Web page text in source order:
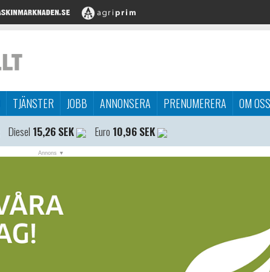
TJÄNSTER JOBB ANNONSERA PRENUMERERA
OM OSS
Diesel 15,26 SEK Euro 10,96 SEK